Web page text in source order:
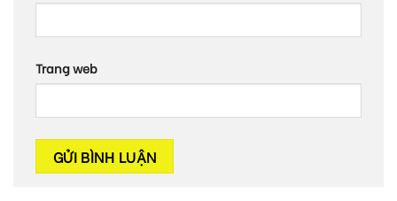
Trang web